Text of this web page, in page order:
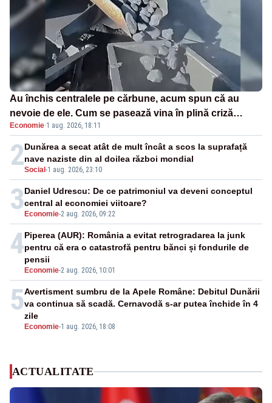
Au închis centralele pe cărbune, acum spun că au
nevoie de ele. Cum se pasează vina în plină criză
energetică
Economie·1 aug. 2026, 18:11
2Social -1 aug. 2026, 23:10
Dunărea a secat atât de mult încât a scos la suprafață
nave naziste din al doilea război mondial
3 Economie-2 aug. 2026, 09:22
Daniel Udrescu: De ce patrimoniul va deveni conceptul
central al economiei viitoare?
4
Economie-2 aug. 2026, 10:01
Piperea (AUR): România a evitat retrogradarea la junk
pentru că era o catastrofă pentru bănci și fondurile de
pensii
5
Economie-1 aug. 2026, 18:08
Avertisment sumbru de la Apele Române: Debitul Dunării
va continua să scadă. Cernavodă s-ar putea închide în 4
zile
ACTUALITATE